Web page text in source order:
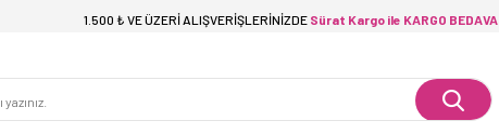
1.500 ₺ VE ÜZERİ ALIŞVERİŞLERİNİZDE Sürat Kargo ile KARGO BEDAVA